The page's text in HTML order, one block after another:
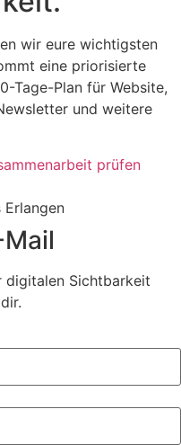
wir eure wichtigsten
eine priorisierte
Tage-Plan für Website,
und weitere
prüfen
digitalen Sichtbarkeit